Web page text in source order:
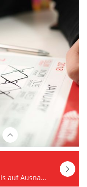
Sommerferien: Keine Schule und – bis auf Ausnahmen – auch kein Leichtathletiktraining. Bleibt zu…